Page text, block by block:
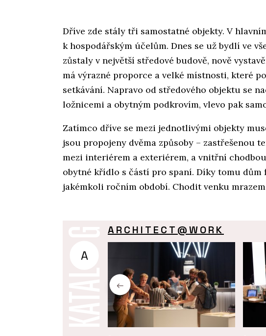
Dříve zde stály tři samostatné objekty. V
k hospodářským účelům. Dnes se už bydlí ve
zůstaly v největší středové budově, nově
má výrazné proporce a velké místnosti, které
setkávání. Napravo od středového objektu se
ložnicemi a obytným podkrovím, vlevo pak
Zatímco dříve se mezi jednotlivými objekty
jsou propojeny dvěma způsoby – zastřešenou
mezi interiérem a exteriérem, a vnitřní
obytné křídlo s částí pro spaní. Díky tomu dům
jakémkoli ročním období. Chodit venku
A
ARCHITECT@WORK